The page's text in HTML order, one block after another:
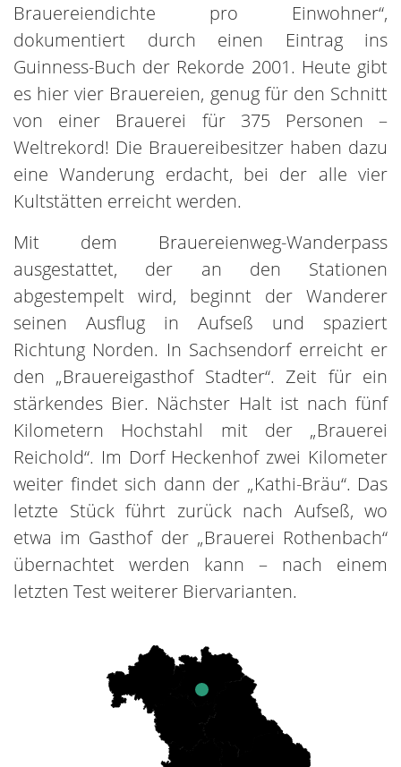
Brauereiendichte pro Einwohner“,
dokumentiert durch einen Eintrag ins
Guinness-Buch der Rekorde 2001. Heute gibt
es hier vier Brauereien, genug für den Schnitt
von einer Brauerei für 375 Personen –
Weltrekord! Die Brauereibesitzer haben dazu
eine Wanderung erdacht, bei der alle vier
Kultstätten erreicht werden.
Mit dem Brauereienweg-Wanderpass
ausgestattet, der an den Stationen
abgestempelt wird, beginnt der Wanderer
seinen Ausflug in Aufseß und spaziert
Richtung Norden. In Sachsendorf erreicht er
den „Brauereigasthof Stadter“. Zeit für ein
stärkendes Bier. Nächster Halt ist nach fünf
Kilometern Hochstahl mit der „Brauerei
Reichold“. Im Dorf Heckenhof zwei Kilometer
weiter findet sich dann der „Kathi-Bräu“. Das
letzte Stück führt zurück nach Aufseß, wo
etwa im Gasthof der „Brauerei Rothenbach“
übernachtet werden kann – nach einem
letzten Test weiterer Biervarianten.